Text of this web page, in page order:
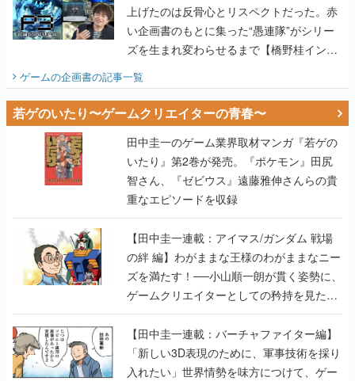
上げたのは反骨心とリスペクトだった。赤
い企画書のもとに集った“愚連隊”がシリー
ズを生まれ変わらせるまで【橋野桂インタ
ビュー】
ゲームの企画書の記事一覧
若ゲのいたり〜ゲームクリエイターの青春〜
田中圭一のゲーム業界取材マンガ『若ゲの
いたり』第2巻が発売。『ポケモン』田尻
智さん、『ゼビウス』遠藤雅伸さんらの貴
重なエピソードを収録
【田中圭一連載：アイマス/ガンダム 戦場
の絆 編】わがままな王様のわがままなニー
ズを満たす！──小山順一朗が貫く姿勢に、
ゲームクリエイターとしての矜持を見た
【若ゲのいたり最終回】
【田中圭一連載：バーチャファイター編】
「新しい3D表現のために、軍事技術を採り
入れたい」世界情勢を味方につけて、ゲー